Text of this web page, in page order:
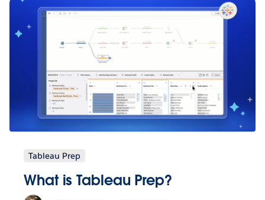
Tableau Prep
What is Tableau Prep?